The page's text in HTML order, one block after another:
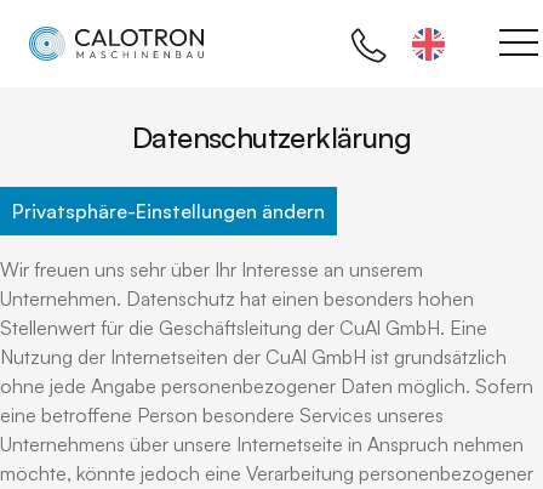
Daten­schutz­erklärung
Privatsphäre-Einstellungen ändern
Wir freuen uns sehr über Ihr Interesse an unserem
Unternehmen. Datenschutz hat einen besonders hohen
Stellenwert für die Geschäftsleitung der CuAl GmbH. Eine
Nutzung der Internetseiten der CuAl GmbH ist grundsätzlich
ohne jede Angabe personenbezogener Daten möglich. Sofern
eine betroffene Person besondere Services unseres
Unternehmens über unsere Internetseite in Anspruch nehmen
möchte, könnte jedoch eine Verarbeitung personenbezogener